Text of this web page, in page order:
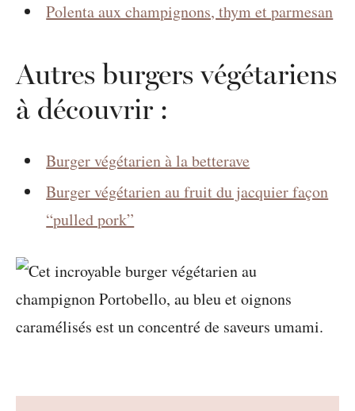
Polenta aux champignons, thym et parmesan
Autres burgers végétariens
à découvrir :
Burger végétarien à la betterave
Burger végétarien au fruit du jacquier façon
“pulled pork”